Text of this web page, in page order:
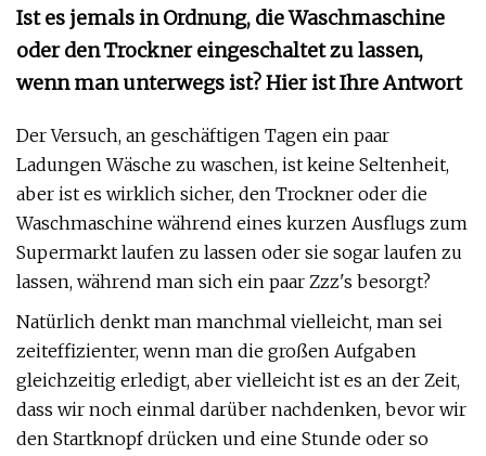
Ist es jemals in Ordnung, die Waschmaschine
oder den Trockner eingeschaltet zu lassen,
wenn man unterwegs ist? Hier ist Ihre Antwort
Der Versuch, an geschäftigen Tagen ein paar
Ladungen Wäsche zu waschen, ist keine Seltenheit,
aber ist es wirklich sicher, den Trockner oder die
Waschmaschine während eines kurzen Ausflugs zum
Supermarkt laufen zu lassen oder sie sogar laufen zu
lassen, während man sich ein paar Zzz's besorgt?
Natürlich denkt man manchmal vielleicht, man sei
zeiteffizienter, wenn man die großen Aufgaben
gleichzeitig erledigt, aber vielleicht ist es an der Zeit,
dass wir noch einmal darüber nachdenken, bevor wir
den Startknopf drücken und eine Stunde oder so